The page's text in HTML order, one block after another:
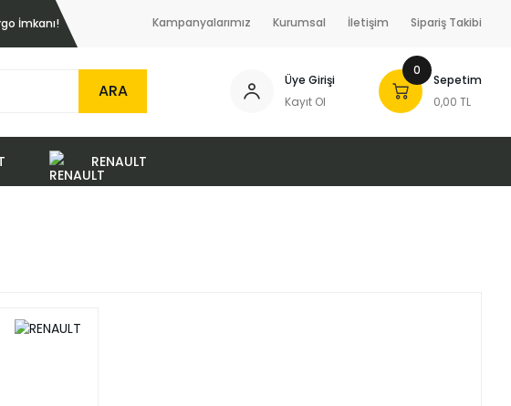
İmkanı! Kampanyalarımız Kurumsal İletişim Sipariş Takibi
ARA
Üye Girişi
Kayıt Ol
0
Sepetim
0,00 TL
RENAULT